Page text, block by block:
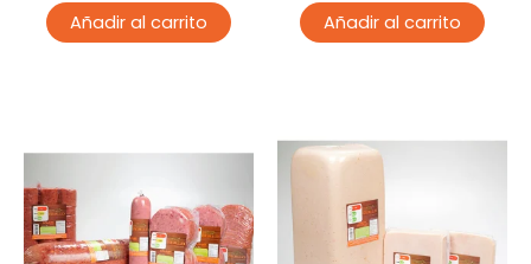
Añadir al carrito Añadir al carrito